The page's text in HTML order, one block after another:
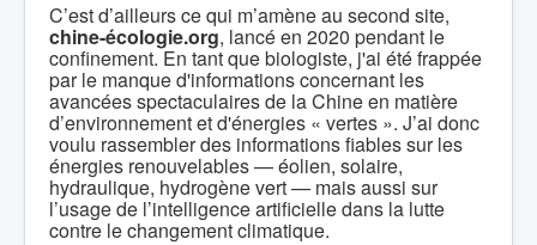
C’est d’ailleurs ce qui m’amène au second site,
chine-écologie.org, lancé en 2020 pendant le
confinement. En tant que biologiste, j'ai été frappée
par le manque d'informations concernant les
avancées spectaculaires de la Chine en matière
d’environnement et d'énergies « vertes ». J’ai donc
voulu rassembler des informations fiables sur les
énergies renouvelables — éolien, solaire,
hydraulique, hydrogène vert — mais aussi sur
l’usage de l’intelligence artificielle dans la lutte
contre le changement climatique.